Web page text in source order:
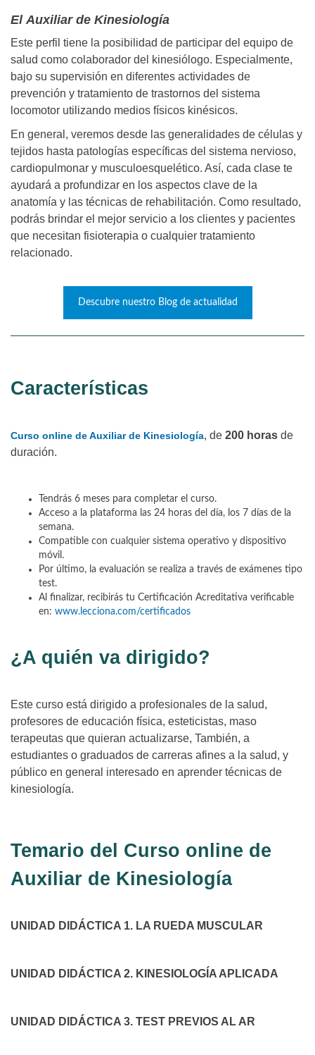
El Auxiliar de Kinesiología
Este perfil tiene la posibilidad de participar del equipo de
salud como colaborador del kinesiólogo. Especialmente,
bajo su supervisión en diferentes actividades de
prevención y tratamiento de trastornos del sistema
locomotor utilizando medios físicos kinésicos.
En general, veremos desde las generalidades de células y
tejidos hasta patologías específicas del sistema nervioso,
cardiopulmonar y musculoesquelético. Así, cada clase te
ayudará a profundizar en los aspectos clave de la
anatomía y las técnicas de rehabilitación. Como resultado,
podrás brindar el mejor servicio a los clientes y pacientes
que necesitan fisioterapia o cualquier tratamiento
relacionado.
Descubre nuestro Blog de actualidad
Características
Curso online de Auxiliar de Kinesiología, de 200 horas de
duración.
Tendrás 6 meses para completar el curso.
Acceso a la plataforma las 24 horas del día, los 7 días de la
semana.
Compatible con cualquier sistema operativo y dispositivo
móvil.
Por último, la evaluación se realiza a través de exámenes tipo
test.
Al finalizar, recibirás tu Certificación Acreditativa verificable
en: www.lecciona.com/certificados
¿A quién va dirigido?
Este curso está dirigido a profesionales de la salud,
profesores de educación física, esteticistas, maso
terapeutas que quieran actualizarse, También, a
estudiantes o graduados de carreras afines a la salud, y
público en general interesado en aprender técnicas de
kinesiología.
Temario del Curso online de
Auxiliar de Kinesiología
UNIDAD DIDÁCTICA 1. LA RUEDA MUSCULAR
UNIDAD DIDÁCTICA 2. KINESIOLOGÍA APLICADA
UNIDAD DIDÁCTICA 3. TEST PREVIOS AL AR